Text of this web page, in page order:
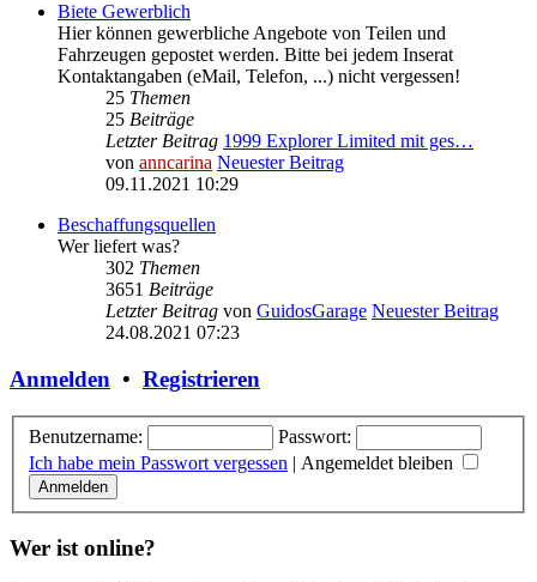
Biete Gewerblich
Hier können gewerbliche Angebote von Teilen und
Fahrzeugen gepostet werden. Bitte bei jedem Inserat
Kontaktangaben (eMail, Telefon, ...) nicht vergessen!
25 Themen
25 Beiträge
Letzter Beitrag 1999 Explorer Limited mit ges…
von anncarina Neuester Beitrag
09.11.2021 10:29
Beschaffungsquellen
Wer liefert was?
302 Themen
3651 Beiträge
Letzter Beitrag von GuidosGarage Neuester Beitrag
24.08.2021 07:23
Anmelden • Registrieren
Benutzername:
Passwort:
Ich habe mein Passwort vergessen | Angemeldet bleiben
Wer ist online?